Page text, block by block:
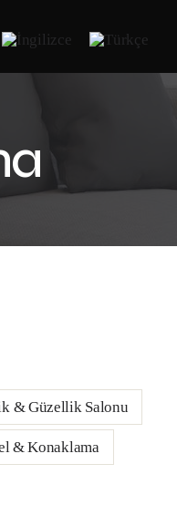
& Güzellik Salonu
& Konaklama